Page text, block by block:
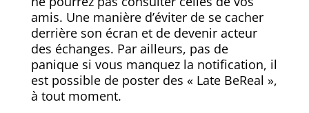
BeReal a une autre particularité
Si vous ne postez pas votre photo, vous
ne pourrez pas consulter celles de vos
amis. Une manière d’éviter de se cacher
derrière son écran et de devenir acteur
des échanges. Par ailleurs, pas de